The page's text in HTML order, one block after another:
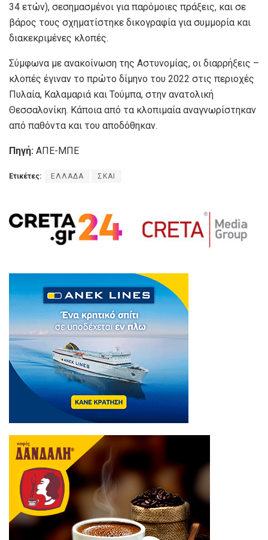
34 ετών), σεσημασμένοι για παρόμοιες πράξεις, και σε
βάρος τους σχηματίστηκε δικογραφία για συμμορία και
διακεκριμένες κλοπές.
Σύμφωνα με ανακοίνωση της Αστυνομίας, οι διαρρήξεις –
κλοπές έγιναν το πρώτο δίμηνο του 2022 στις περιοχές
Πυλαία, Καλαμαριά και Τούμπα, στην ανατολική
Θεσσαλονίκη. Κάποια από τα κλοπιμαία αναγνωρίστηκαν
από παθόντα και του αποδόθηκαν.
Πηγή: ΑΠΕ-ΜΠΕ
Ετικέτες: ΕΛΛΑΔΑ ΣΚΑΙ